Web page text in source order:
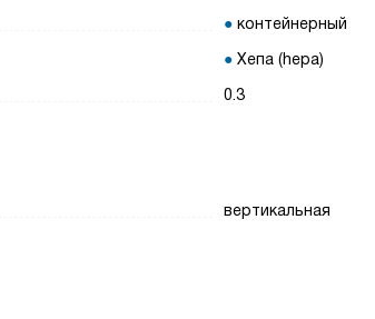
контейнерный
Хепа (hepa)
0.3
вертикальная